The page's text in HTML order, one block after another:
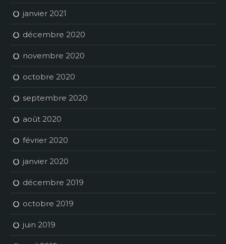
janvier 2021
décembre 2020
novembre 2020
octobre 2020
septembre 2020
août 2020
février 2020
janvier 2020
décembre 2019
octobre 2019
juin 2019